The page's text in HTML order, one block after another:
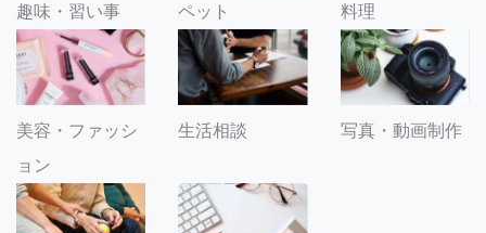
趣味・習い事 ペット 料理
美容・ファッシ
ョン
生活相談 写真・動画制作